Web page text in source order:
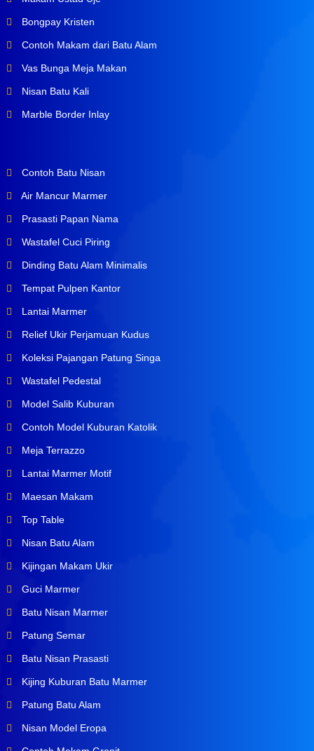
Bongpay Kristen
Contoh Makam dari Batu Alam
Vas Bunga Meja Makan
Nisan Batu Kali
Marble Border Inlay
Contoh Batu Nisan
Air Mancur Marmer
Prasasti Papan Nama
Wastafel Cuci Piring
Dinding Batu Alam Minimalis
Tempat Pulpen Kantor
Lantai Marmer
Relief Ukir Perjamuan Kudus
Koleksi Pajangan Patung Singa
Wastafel Pedestal
Model Salib Kuburan
Contoh Model Kuburan Katolik
Meja Terrazzo
Lantai Marmer Motif
Maesan Makam
Top Table
Nisan Batu Alam
Kijingan Makam Ukir
Guci Marmer
Batu Nisan Marmer
Patung Semar
Batu Nisan Prasasti
Kijing Kuburan Batu Marmer
Patung Batu Alam
Nisan Model Eropa